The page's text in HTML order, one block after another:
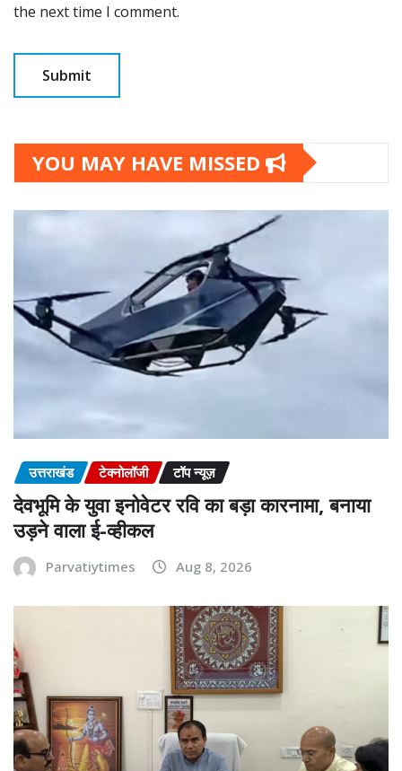
the next time I comment.
YOU MAY HAVE MISSED
उत्तराखंड टेक्नोलॉजी टॉप न्यूज़
देवभूमि के युवा इनोवेटर रवि का बड़ा कारनामा, बनाया
उड़ने वाला ई-व्हीकल
Parvatiytimes Aug 8, 2026